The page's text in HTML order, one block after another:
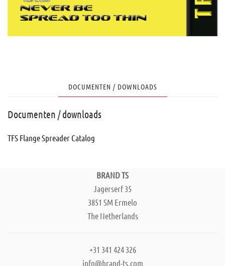
DOCUMENTEN / DOWNLOADS
Documenten / downloads
TFS Flange Spreader Catalog
BRAND TS
Jagerserf 35
3851 SM Ermelo
The Netherlands
+31 341 424 326
info@brand-ts.com